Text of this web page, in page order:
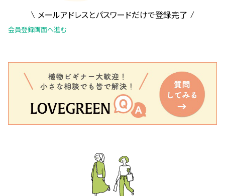
メールアドレスとパスワードだけで登録完了
会員登録画面へ進む